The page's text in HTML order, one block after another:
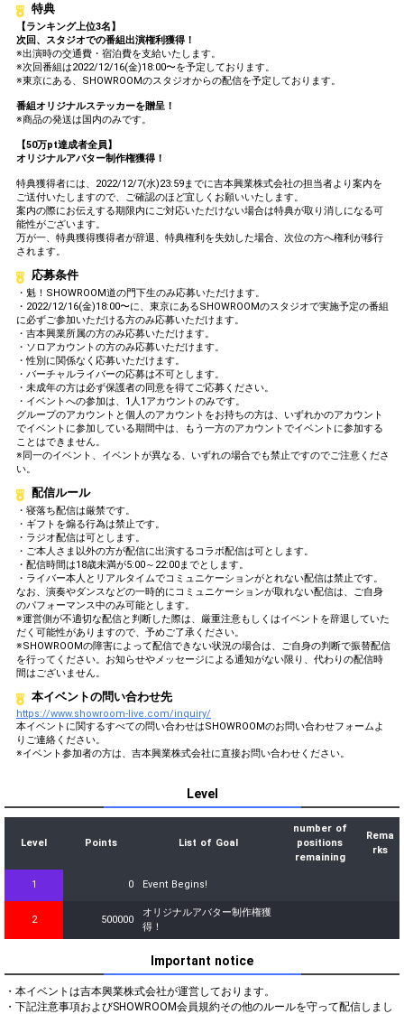
特典
【ランキング上位3名】
次回、スタジオでの番組出演権利獲得！
※出演時の交通費・宿泊費を支給いたします。
※次回番組は2022/12/16(金)18:00〜を予定しております。
※東京にある、SHOWROOMのスタジオからの配信を予定しております。
番組オリジナルステッカーを贈呈！
※商品の発送は国内のみです。
【50万pt達成者全員】
オリジナルアバター制作権獲得！
特典獲得者には、2022/12/7(水)23:59までに吉本興業株式会社の担当者より案内を
ご送付いたしますので、ご確認のほど宜しくお願いいたします。
案内の際にお伝えする期限内にご対応いただけない場合は特典が取り消しになる可
能性がございます。
万が一、特典獲得獲得者が辞退、特典権利を失効した場合、次位の方へ権利が移行
されます。
応募条件
・魁！SHOWROOM道の門下生のみ応募いただけます。
・2022/12/16(金)18:00〜に、東京にあるSHOWROOMのスタジオで実施予定の番組
に必ずご参加いただける方のみ応募いただけます。
・吉本興業所属の方のみ応募いただけます。
・ソロアカウントの方のみ応募いただけます。
・性別に関係なく応募いただけます。
・バーチャルライバーの応募は不可とします。
・未成年の方は必ず保護者の同意を得てご応募ください。
・イベントへの参加は、1人1アカウントのみです。
グループのアカウントと個人のアカウントをお持ちの方は、いずれかのアカウント
でイベントに参加している期間中は、もう一方のアカウントでイベントに参加する
ことはできません。
※同一のイベント、イベントが異なる、いずれの場合でも禁止ですのでご注意くださ
い。
配信ルール
・寝落ち配信は厳禁です。
・ギフトを煽る行為は禁止です。
・ラジオ配信は可とします。
・ご本人さま以外の方が配信に出演するコラボ配信は可とします。
・配信時間は18歳未満が5:00～22:00までとします。
・ライバー本人とリアルタイムでコミュニケーションがとれない配信は禁止です。
なお、演奏やダンスなどの一時的にコミュニケーションが取れない配信は、ご自身
のパフォーマンス中のみ可能とします。
※運営側が不適切な配信と判断した際は、厳重注意もしくはイベントを辞退していた
だく可能性がありますので、予めご了承ください。
※SHOWROOMの障害によって配信できない状況の場合は、ご自身の判断で振替配信
を行ってください。お知らせやメッセージによる通知がない限り、代わりの配信時
間はございません。
本イベントの問い合わせ先
https://www.showroom-live.com/inquiry/
本イベントに関するすべての問い合わせはSHOWROOMのお問い合わせフォームよ
りご連絡ください。
※イベント参加者の方は、吉本興業株式会社に直接お問い合わせください。
Level
Level Points List of Goal
number of
positions
remaining
Rema
rks
1 0 Event Begins!
2 500000
オリジナルアバター制作権獲
得！
Important notice
・本イベントは吉本興業株式会社が運営しております。
・下記注意事項およびSHOWROOM会員規約その他のルールを守って配信しまし